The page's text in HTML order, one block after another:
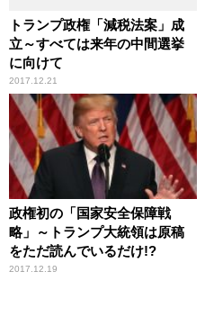
トランプ政権「減税法案」成
立～すべては来年の中間選挙
に向けて
2017.12.21
政権初の「国家安全保障戦
略」～トランプ大統領は原稿
をただ読んでいるだけ!?
2017.12.19